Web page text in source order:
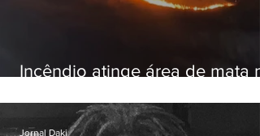
Incêndio atinge área de mata
Iguaçu
Jornal Daki